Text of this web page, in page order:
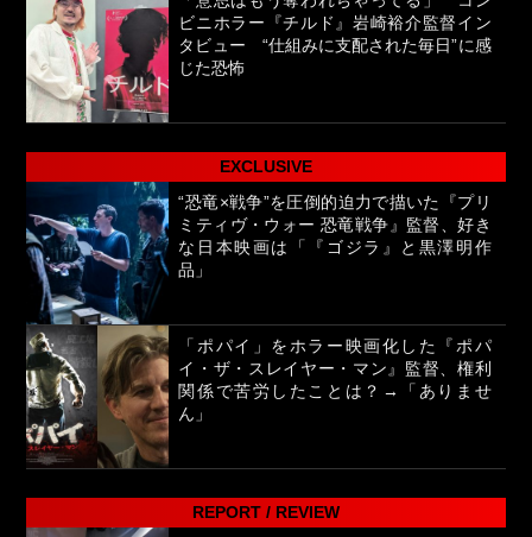
ビニホラー『チルド』岩崎裕介監督イン
タビュー “仕組みに支配された毎日”に感
じた恐怖
EXCLUSIVE
“恐竜×戦争”を圧倒的迫力で描いた『プリ
ミティヴ・ウォー 恐竜戦争』監督、好き
な日本映画は「『ゴジラ』と黒澤明作
品」
「ポパイ」をホラー映画化した『ポパ
イ・ザ・スレイヤー・マン』監督、権利
関係で苦労したことは？→「ありませ
ん」
REPORT / REVIEW